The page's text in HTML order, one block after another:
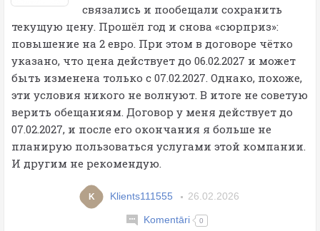
связались и пообещали сохранить
текущую цену. Прошёл год и снова «сюрприз»:
повышение на 2 евро. При этом в договоре чётко
указано, что цена действует до 06.02.2027 и может
быть изменена только с 07.02.2027. Однако, похоже,
эти условия никого не волнуют. В итоге не советую
верить обещаниям. Договор у меня действует до
07.02.2027, и после его окончания я больше не
планирую пользоваться услугами этой компании.
И другим не рекомендую.
K Klients111555 26.02.2026
Komentāri 0